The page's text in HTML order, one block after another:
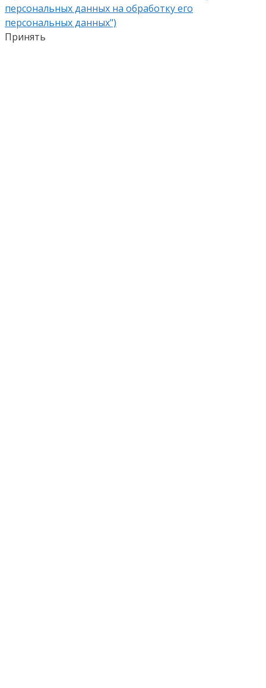
персональных данных на обработку его
персональных данных")
Принять